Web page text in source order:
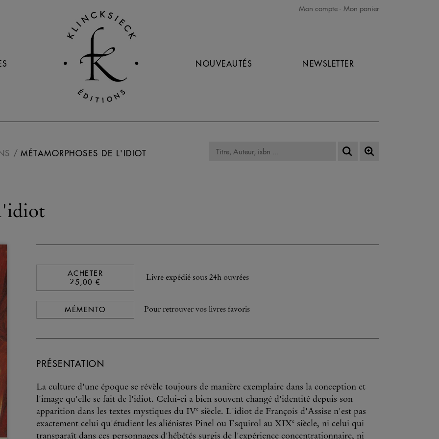
Mon compte Mon panier
NOUVEAUTÉS NEWSLETTER
MÉTAMORPHOSES DE L'IDIOT
ACHETER
25,00 €
Livre expédié sous 24h ouvrées
MÉMENTO Pour retrouver vos livres favoris
PRÉSENTATION
La culture d'une époque se révèle toujours de manière exemplaire dans la conception et
l'image qu'elle se fait de l'idiot. Celui-ci a bien souvent changé d'identité depuis son
apparition dans les textes mystiques du IVe siècle. L'idiot de François d'Assise n'est pas
exactement celui qu'étudient les aliénistes Pinel ou Esquirol au XIXe siècle, ni celui qui
transparaît dans ces personnages d'hébétés surgis de l'expérience concentrationnaire, ni